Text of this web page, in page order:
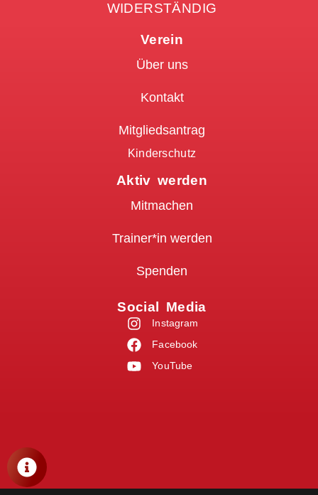
WIDERSTÄNDIG
Verein
Über uns
Kontakt
Mitgliedsantrag
Kinderschutz
Aktiv werden
Mitmachen
Trainer*in werden
Spenden
Social Media
Instagram
Facebook
YouTube